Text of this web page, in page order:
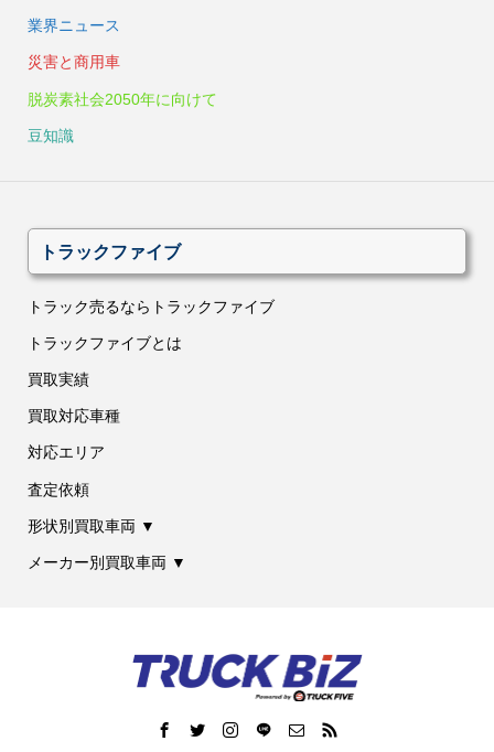
業界ニュース
災害と商用車
脱炭素社会2050年に向けて
豆知識
トラックファイブ
トラック売るならトラックファイブ
トラックファイブとは
買取実績
買取対応車種
対応エリア
査定依頼
形状別買取車両 ▼
メーカー別買取車両 ▼